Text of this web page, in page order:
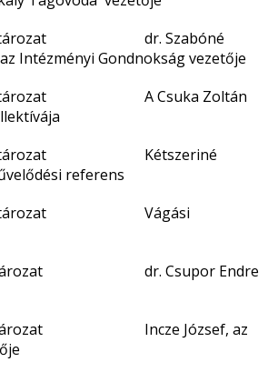
határozat dr. Szabóné
Intézményi Gondnokság vezetője
határozat A Csuka Zoltán
határozat Kétszeriné
referens
határozat Vágási
dr. Csupor Endre
Incze József, az